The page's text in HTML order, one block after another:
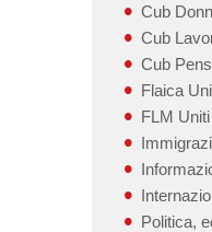
Cub
Cub
Cub
Flaica
FLM Uniti
Politica,